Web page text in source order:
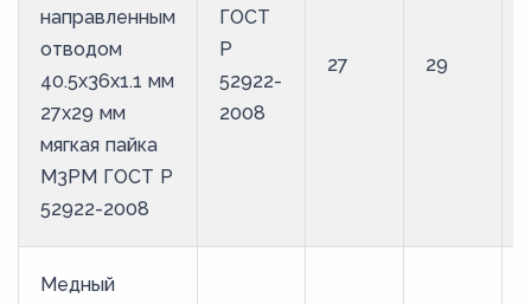
направленным
отводом
40.5х36х1.1 мм
27х29 мм
мягкая пайка
М3РМ ГОСТ Р
52922-2008
ГОСТ
Р
52922-
2008
27 29
Медный